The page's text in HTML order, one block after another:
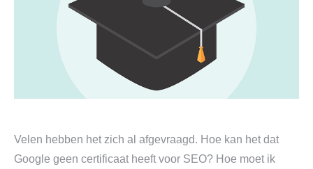
Velen hebben het zich al afgevraagd. Hoe kan het dat
Google geen certificaat heeft voor SEO? Hoe moet ik